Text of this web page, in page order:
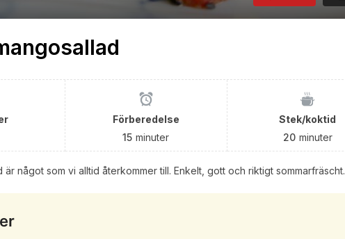
Förberedelse
15 minuter
Stek/koktid
20 minuter
är något som vi alltid återkommer till. Enkelt, gott och riktigt sommarfräscht.